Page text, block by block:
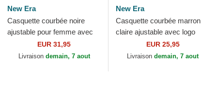
New Era
Casquette courbée noire
ajustable pour femme avec
logo noir 9TWENTY Broderie
New York Yankees MLB...
EUR 31,95
Livraison demain, 7 aout
New Era
Casquette courbée marron
claire ajustable avec logo
marron claire femme
9FORTY League Essential...
EUR 25,95
Livraison demain, 7 aout